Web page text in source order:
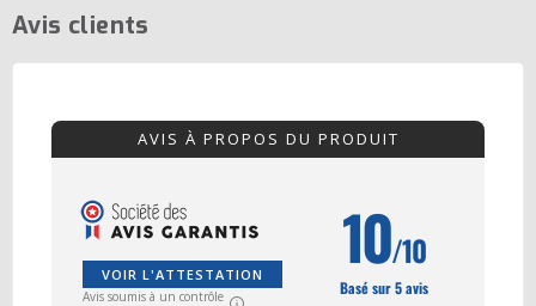
Avis clients
AVIS À PROPOS DU PRODUIT
VOIR L'ATTESTATION
Avis soumis à un contrôle
10/10
Basé sur 5 avis